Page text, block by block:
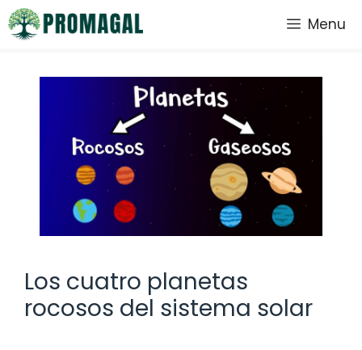
Saltar
al
Menu
Los cuatro planetas
rocosos del sistema solar